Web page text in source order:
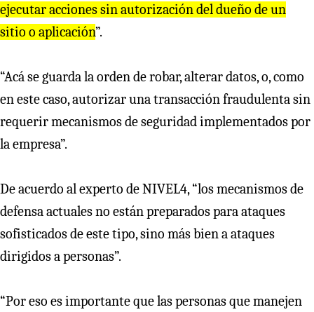
ejecutar acciones sin autorización del dueño de un
sitio o aplicación”.
“Acá se guarda la orden de robar, alterar datos, o, como
en este caso, autorizar una transacción fraudulenta sin
requerir mecanismos de seguridad implementados por
la empresa”.
De acuerdo al experto de NIVEL4, “los mecanismos de
defensa actuales no están preparados para ataques
sofisticados de este tipo, sino más bien a ataques
dirigidos a personas”.
“Por eso es importante que las personas que manejen